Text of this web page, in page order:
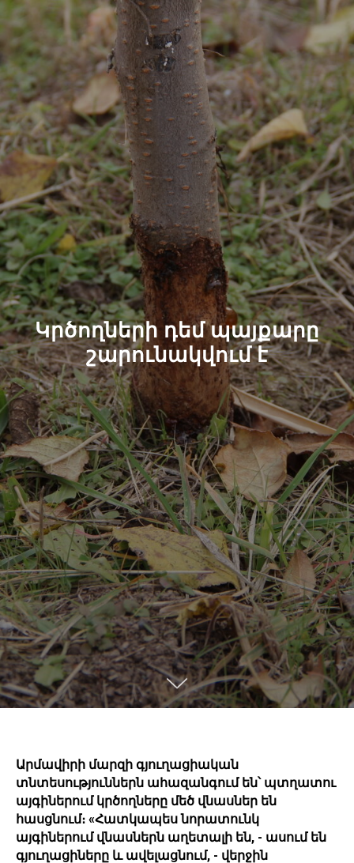
Կրծողների դեմ պայքարը
շարունակվում է
Արմավիրի մարզի գյուղացիական
տնտեսություններն ահազանգում են՝ պտղատու
այգիներում կրծողները մեծ վնասներ են
հասցնում։ «Հատկապես նորատունկ
այգիներում վնասներն աղետալի են, - ասում են
գյուղացիները և ավելացնում, - վերջին